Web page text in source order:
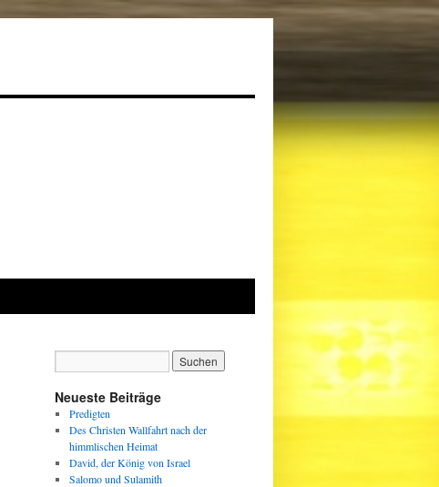
Neueste Beiträge
Predigten
Des Christen Wallfahrt nach der
himmlischen Heimat
David, der König von Israel
Salomo und Sulamith